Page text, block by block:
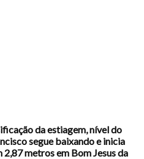
da estiagem, nível do
segue baixando e inicia
2,87 metros em Bom Jesus da